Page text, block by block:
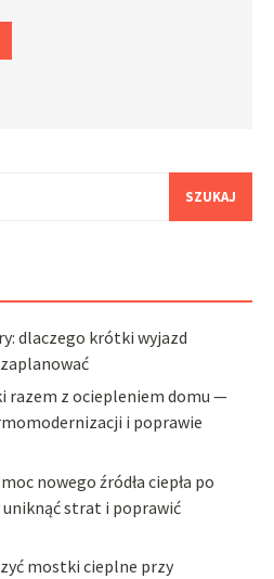
dlaczego krótki wyjazd
razem z ociepleniem domu —
i poprawie
nowego źródła ciepła po
strat i poprawić
mostki cieplne przy